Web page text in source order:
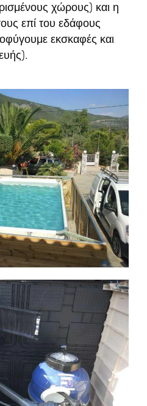
χώρους) και η
επί του εδάφους
εκσκαφές και